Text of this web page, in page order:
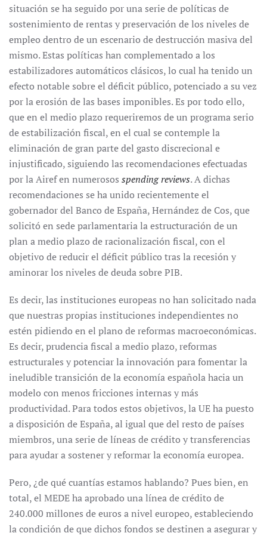
situación se ha seguido por una serie de políticas de
sostenimiento de rentas y preservación de los niveles de
empleo dentro de un escenario de destrucción masiva del
mismo. Estas políticas han complementado a los
estabilizadores automáticos clásicos, lo cual ha tenido un
efecto notable sobre el déficit público, potenciado a su vez
por la erosión de las bases imponibles. Es por todo ello,
que en el medio plazo requeriremos de un programa serio
de estabilización fiscal, en el cual se contemple la
eliminación de gran parte del gasto discrecional e
injustificado, siguiendo las recomendaciones efectuadas
por la Airef en numerosos spending reviews. A dichas
recomendaciones se ha unido recientemente el
gobernador del Banco de España, Hernández de Cos, que
solicitó en sede parlamentaria la estructuración de un
plan a medio plazo de racionalización fiscal, con el
objetivo de reducir el déficit público tras la recesión y
aminorar los niveles de deuda sobre PIB.
Es decir, las instituciones europeas no han solicitado nada
que nuestras propias instituciones independientes no
estén pidiendo en el plano de reformas macroeconómicas.
Es decir, prudencia fiscal a medio plazo, reformas
estructurales y potenciar la innovación para fomentar la
ineludible transición de la economía española hacia un
modelo con menos fricciones internas y más
productividad. Para todos estos objetivos, la UE ha puesto
a disposición de España, al igual que del resto de países
miembros, una serie de líneas de crédito y transferencias
para ayudar a sostener y reformar la economía europea.
Pero, ¿de qué cuantías estamos hablando? Pues bien, en
total, el MEDE ha aprobado una línea de crédito de
240.000 millones de euros a nivel europeo, estableciendo
la condición de que dichos fondos se destinen a asegurar y